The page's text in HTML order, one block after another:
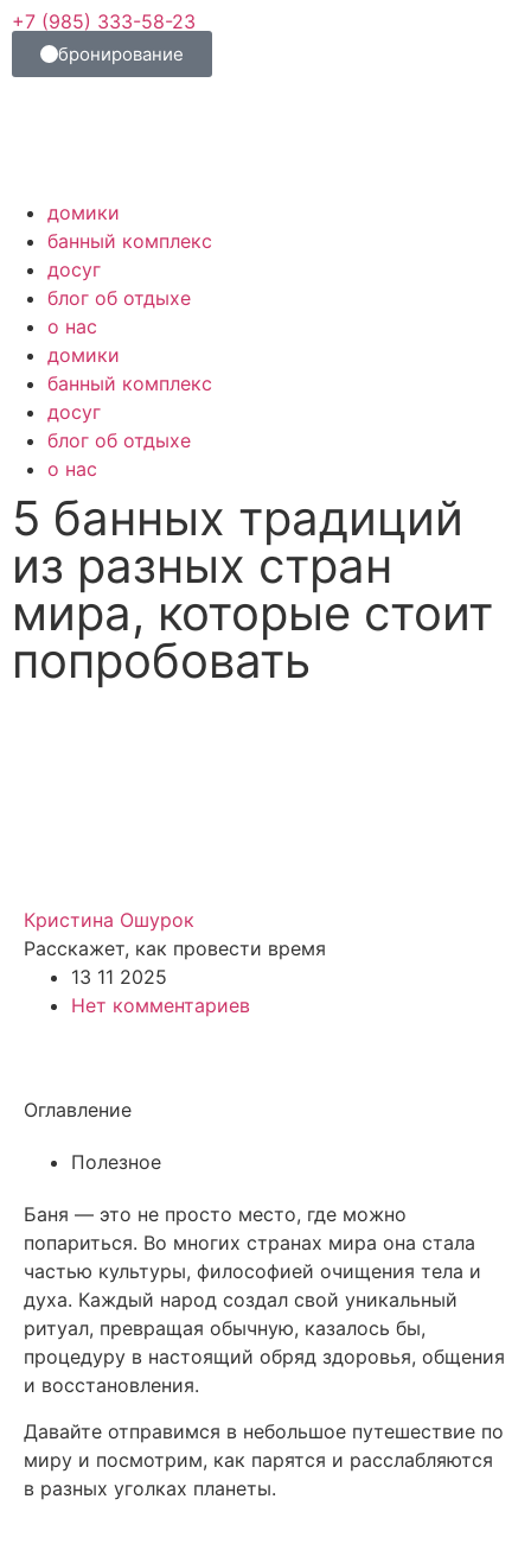
+7 (985) 333-58-23
бронирование
домики
банный комплекс
досуг
блог об отдыхе
о нас
домики
банный комплекс
досуг
блог об отдыхе
о нас
5 банных традиций
из разных стран
мира, которые стоит
попробовать
Кристина Ошурок
Расскажет, как провести время
13 11 2025
Нет комментариев
Полезное
Баня — это не просто место, где можно
попариться. Во многих странах мира она стала
частью культуры, философией очищения тела и
духа. Каждый народ создал свой уникальный
ритуал, превращая обычную, казалось бы,
процедуру в настоящий обряд здоровья, общения
и восстановления.
Давайте отправимся в небольшое путешествие по
миру и посмотрим, как парятся и расслабляются
в разных уголках планеты.
Оглавление